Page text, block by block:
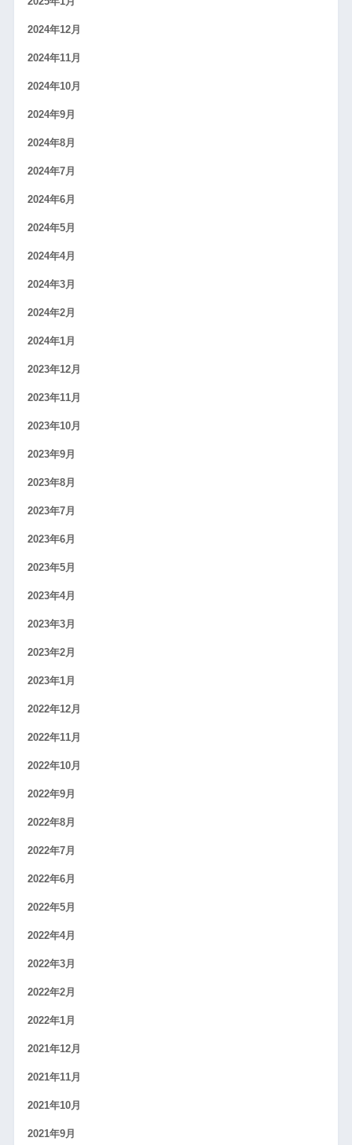
2024年12月
2024年11月
2024年10月
2024年9月
2024年8月
2024年7月
2024年6月
2024年5月
2024年4月
2024年3月
2024年2月
2024年1月
2023年12月
2023年11月
2023年10月
2023年9月
2023年8月
2023年7月
2023年6月
2023年5月
2023年4月
2023年3月
2023年2月
2023年1月
2022年12月
2022年11月
2022年10月
2022年9月
2022年8月
2022年7月
2022年6月
2022年5月
2022年4月
2022年3月
2022年2月
2022年1月
2021年12月
2021年11月
2021年10月
2021年9月